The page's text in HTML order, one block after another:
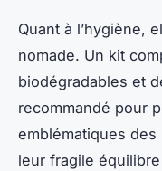
Quant à l’hygiène,
nomade. Un kit
biodégradables et
recommandé pour
emblématiques des
leur fragile